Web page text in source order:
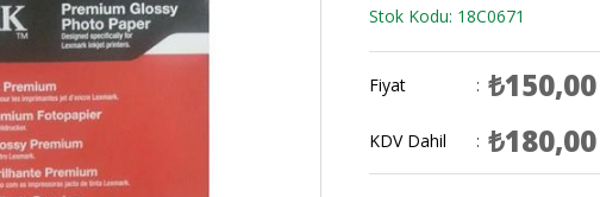
Stok Kodu: 18C0671
Fiyat : ₺150,00
KDV Dahil : ₺180,00